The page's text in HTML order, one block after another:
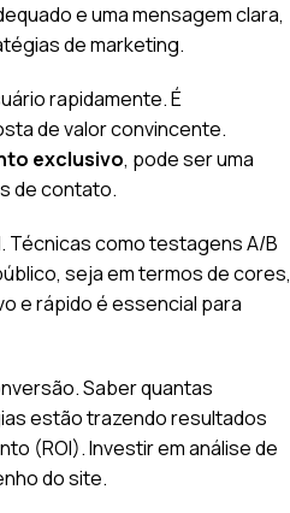
e uma mensagem clara,
de marketing.
rapidamente. É
de valor convincente.
exclusivo, pode ser uma
de contato.
Técnicas como testagens A/B
seja em termos de cores,
e rápido é essencial para
Saber quantas
estão trazendo resultados
(ROI). Investir em análise de
do site.